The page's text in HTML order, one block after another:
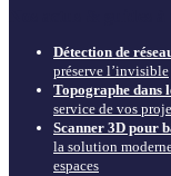
Détection de
préserve l’invisible
Topographe dans
service de vos
Scanner 3D pour
la solution
espaces